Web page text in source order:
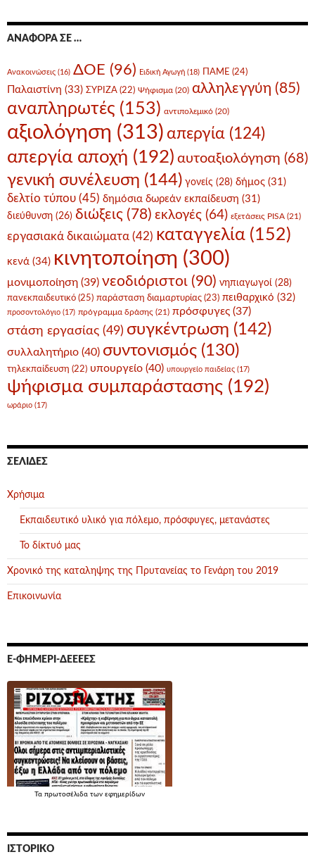
ΑΝΑΦΟΡΆ ΣΕ …
Ανακοινώσεις (16) ΔΟΕ (96) Ειδική Αγωγή (18) ΠΑΜΕ (24)
Παλαιστίνη (33) ΣΥΡΙΖΑ (22) Ψήφισμα (20) αλληλεγγύη (85)
αναπληρωτές (153) αντιπολεμικό (20)
αξιολόγηση (313) απεργία (124)
απεργία αποχή (192) αυτοαξιολόγηση (68)
γενική συνέλευση (144) γονείς (28) δήμος (31)
δελτίο τύπου (45) δημόσια δωρεάν εκπαίδευση (31)
διεύθυνση (26) διώξεις (78) εκλογές (64) εξετάσεις PISA (21)
εργασιακά δικαιώματα (42) καταγγελία (152)
κενά (34) κινητοποίηση (300)
μονιμοποίηση (39) νεοδιόριστοι (90) νηπιαγωγοί (28)
πανεκπαιδευτικό (25) παράσταση διαμαρτυρίας (23) πειθαρχικό (32)
προσοντολόγιο (17) πρόγραμμα δράσης (21) πρόσφυγες (37)
στάση εργασίας (49) συγκέντρωση (142)
συλλαλητήριο (40) συντονισμός (130)
τηλεκπαίδευση (22) υπουργείο (40) υπουργείο παιδείας (17)
ψήφισμα συμπαράστασης (192)
ωράριο (17)
ΣΕΛΊΔΕΣ
Χρήσιμα
Εκπαιδευτικό υλικό για πόλεμο, πρόσφυγες, μετανάστες
Το δίκτυό μας
Χρονικό της καταληψης της Πρυτανείας το Γενάρη του 2019
Επικοινωνία
Ε-ΦΗΜΕΡΊ-ΔΕΕΕΕΣ
Τα πρωτοσέλιδα των εφημερίδων
ΙΣΤΟΡΙΚΌ